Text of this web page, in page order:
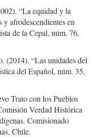
“La equidad y la
y afrodescendientes en
de la Cepal, núm. 76,
“Las unidades del
del Español, núm. 35,
Trato con los Pueblos
Verdad Histórica
Comisionado
Chile.